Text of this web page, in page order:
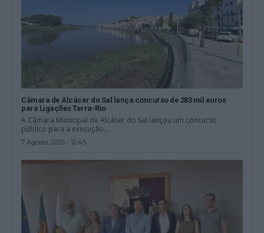
Câmara de Alcácer do Sal lança concurso de 283 mil euros
para Ligações Terra-Rio
A Câmara Municipal de Alcácer do Sal lançou um concurso
público para a execução...
7 Agosto, 2026 - 12:45